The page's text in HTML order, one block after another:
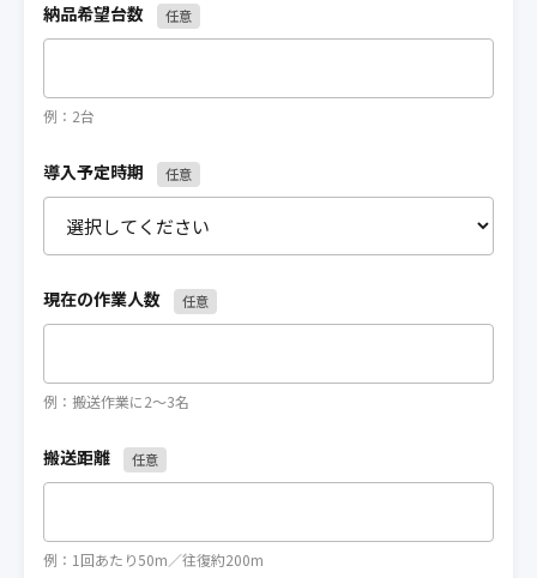
納品希望台数 任意
例：2台
導入予定時期 任意
現在の作業人数 任意
例：搬送作業に2〜3名
搬送距離 任意
例：1回あたり50m／往復約200m